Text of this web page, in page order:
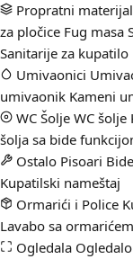
Propratni
za pločice Fug masa
Sanitarije za kupatilo
Umivaonici
umivaonik Kameni
WC Šolje WC šolje
šolja sa bide
Ostalo Pisoari
Kupatilski nameštaj
Ormarići i Police
Lavabo sa ormarićem
Ogledala